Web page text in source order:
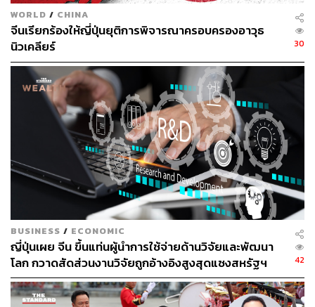
WORLD / CHINA
จีนเรียกร้องให้ญี่ปุ่นยุติการพิจารณาครอบครองอาวุธ
นิวเคลียร์
30
BUSINESS / ECONOMIC
ญี่ปุ่นเผย จีน ขึ้นแท่นผู้นำการใช้จ่ายด้านวิจัยและพัฒนา
โลก กวาดสัดส่วนงานวิจัยถูกอ้างอิงสูงสุดแซงสหรัฐฯ
42